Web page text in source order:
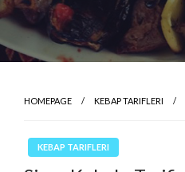
HOMEPAGE KEBAP TARIFLERI
KEBAP TARIFLERI